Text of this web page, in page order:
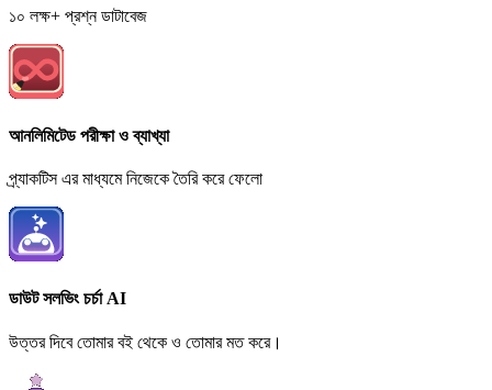
১০ লক্ষ+ প্রশ্ন ডাটাবেজ
আনলিমিটেড পরীক্ষা ও ব্যাখ্যা
প্র্যাকটিস এর মাধ্যমে নিজেকে তৈরি করে ফেলো
ডাউট সলভিং চর্চা AI
উত্তর দিবে তোমার বই থেকে ও তোমার মত করে।